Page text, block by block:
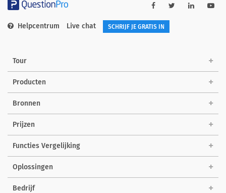
Helpcentrum Live chat SCHRIJF JE GRATIS IN
Tour
Producten
Bronnen
Prijzen
Functies Vergelijking
Oplossingen
Bedrijf